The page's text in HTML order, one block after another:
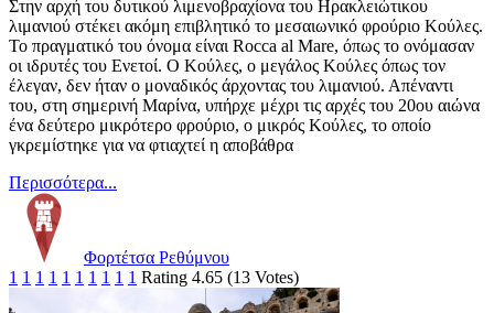
Στην αρχή του δυτικού λιμενοβραχίονα του Ηρακλειώτικου
λιμανιού στέκει ακόμη επιβλητικό το μεσαιωνικό φρούριο Κούλες.
Το πραγματικό του όνομα είναι Rocca al Mare, όπως το ονόμασαν
οι ιδρυτές του Ενετοί. Ο Κούλες, ο μεγάλος Κούλες όπως τον
έλεγαν, δεν ήταν ο μοναδικός άρχοντας του λιμανιού. Απέναντι
του, στη σημερινή Μαρίνα, υπήρχε μέχρι τις αρχές του 20ου αιώνα
ένα δεύτερο μικρότερο φρούριο, ο μικρός Κούλες, το οποίο
γκρεμίστηκε για να φτιαχτεί η αποβάθρα
Περισσότερα...
Φορτέτσα Ρεθύμνου
1 1 1 1 1 1 1 1 1 1 Rating 4.65 (13 Votes)